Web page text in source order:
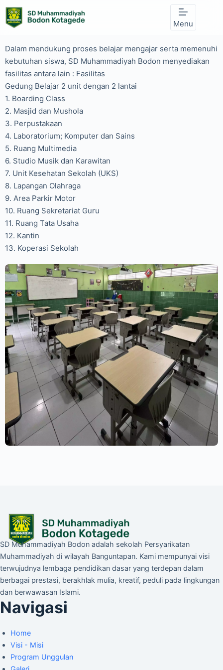
Skip
content
Menu
Dalam mendukung proses belajar mengajar serta memenuhi
kebutuhan siswa, SD Muhammadiyah Bodon menyediakan
fasilitas antara lain : Fasilitas
Gedung Belajar 2 unit dengan 2 lantai
1. Boarding Class
2. Masjid dan Mushola
3. Perpustakaan
4. Laboratorium; Komputer dan Sains
5. Ruang Multimedia
6. Studio Musik dan Karawitan
7. Unit Kesehatan Sekolah (UKS)
8. Lapangan Olahraga
9. Area Parkir Motor
10. Ruang Sekretariat Guru
11. Ruang Tata Usaha
12. Kantin
13. Koperasi Sekolah
SD Muhammadiyah Bodon adalah sekolah Persyarikatan
Muhammadiyah di wilayah Banguntapan. Kami mempunyai visi
terwujudnya lembaga pendidikan dasar yang terdepan dalam
berbagai prestasi, berakhlak mulia, kreatif, peduli pada lingkungan
dan berwawasan Islami.
Navigasi
Home
Visi - Misi
Program Unggulan